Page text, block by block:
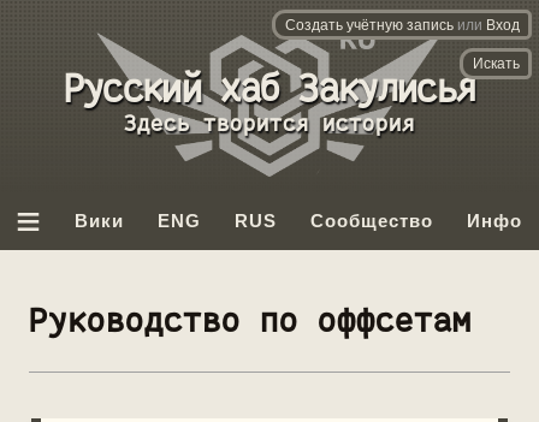
База данных
Backrooms
Вы бывали здесь раньше.
≡ Вики ENG RUS Сообщество Инфо
Создать учётную запись или Вход
Руководство по оффсетам